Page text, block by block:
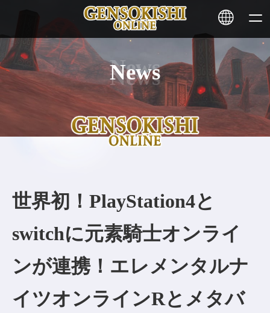
ニュース
ステーキング
その他
お問い合わせ
コミュニティ
News
世界初！PlayStation4と
switchに元素騎士オンライ
ンが連携！エレメンタルナ
イツオンラインRとメタバ